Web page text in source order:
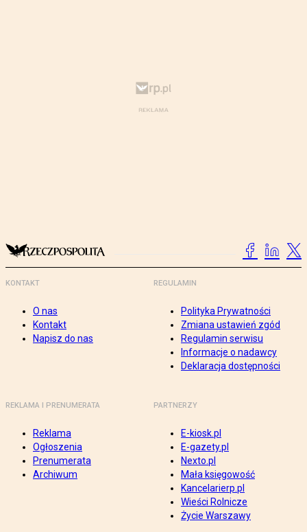
KONTAKT
O nas
Kontakt
Napisz do nas
REGULAMIN
Polityka Prywatności
Zmiana ustawień zgód
Regulamin serwisu
Informacje o nadawcy
Deklaracja dostępności
REKLAMA I PRENUMERATA
Reklama
Ogłoszenia
Prenumerata
Archiwum
PARTNERZY
E-kiosk.pl
E-gazety.pl
Nexto.pl
Mała księgowość
Kancelarierp.pl
Wieści Rolnicze
Życie Warszawy